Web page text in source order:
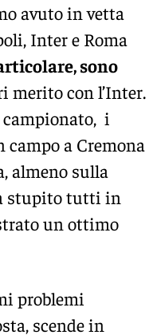
avuto in vetta
Inter e Roma
sono
merito con l’Inter.
i
a Cremona
almeno sulla
stupito tutti in
un ottimo
problemi
scende in